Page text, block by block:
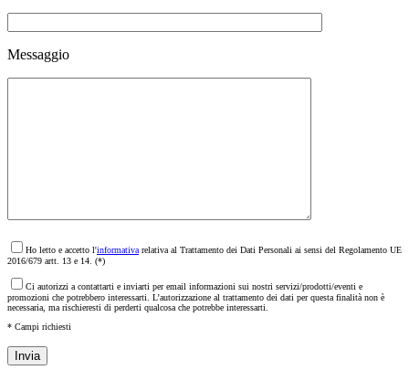
Messaggio
Ho letto e accetto l'informativa relativa al Trattamento dei Dati Personali ai sensi del Regolamento UE
2016/679 artt. 13 e 14. (*)
Ci autorizzi a contattarti e inviarti per email informazioni sui nostri servizi/prodotti/eventi e
promozioni che potrebbero interessarti. L’autorizzazione al trattamento dei dati per questa finalità non è
necessaria, ma rischieresti di perderti qualcosa che potrebbe interessarti.
* Campi richiesti